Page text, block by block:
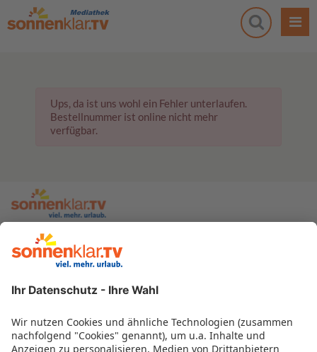
Ups, da ist uns wohl ein Fehler unterlaufen.
Bestellnummer ist online nicht mehr
verfügbar.
zur sonnenklar.TV Webseite
Moderatoren
Impressum
Informationen zur Barrierefreiheit
Datenschutz